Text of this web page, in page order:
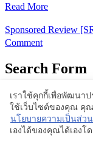
Read More
Sponsored Review
Comment
Search Form
Proudly powered by
เราใช้คุกกี้เพื่อพัฒนา
ใช้เว็บไซต์ของคุณ คุณ
นโยบายความเป็นส่ว
เองได้ของคุณได้เองโ